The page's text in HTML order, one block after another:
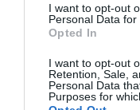
I want to opt-out
Personal Data for
Opted In
I want to opt-out
Retention, Sale,
Personal Data
Purposes for
por Redacción